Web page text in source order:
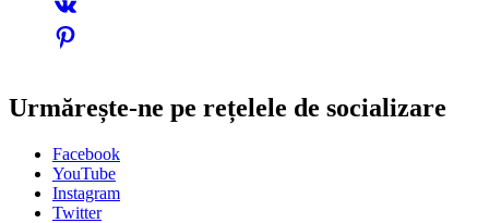
Urmărește-ne pe rețelele de socializare
Facebook
YouTube
Instagram
Twitter